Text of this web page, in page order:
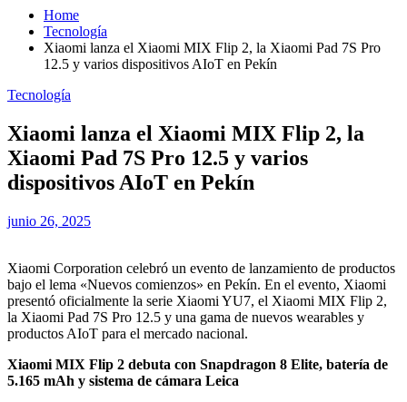
Home
Tecnología
Xiaomi lanza el Xiaomi MIX Flip 2, la Xiaomi Pad 7S Pro
12.5 y varios dispositivos AIoT en Pekín
Tecnología
Xiaomi lanza el Xiaomi MIX Flip 2, la
Xiaomi Pad 7S Pro 12.5 y varios
dispositivos AIoT en Pekín
junio 26, 2025
Xiaomi Corporation celebró un evento de lanzamiento de productos
bajo el lema «Nuevos comienzos» en Pekín. En el evento, Xiaomi
presentó oficialmente la serie Xiaomi YU7, el Xiaomi MIX Flip 2,
la Xiaomi Pad 7S Pro 12.5 y una gama de nuevos wearables y
productos AIoT para el mercado nacional.
Xiaomi MIX Flip 2 debuta con Snapdragon 8 Elite, batería de
5.165 mAh y sistema de cámara Leica